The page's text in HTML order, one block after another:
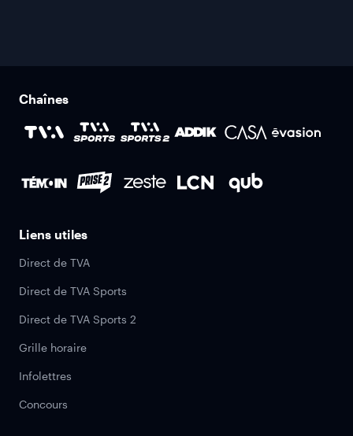
Chaînes
Liens utiles
Direct de TVA
Direct de TVA Sports
Direct de TVA Sports 2
Grille horaire
Infolettres
Concours